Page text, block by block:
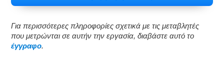
Για περισσότερες πληροφορίες σχετικά με τις μεταβλητές
που μετρώνται σε αυτήν την εργασία, διαβάστε αυτό το
έγγραφο.